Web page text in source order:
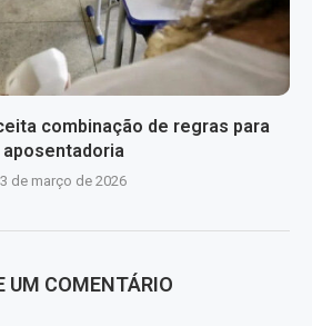
combinação de regras para
aposentadoria
3 de março de 2026
UM COMENTÁRIO